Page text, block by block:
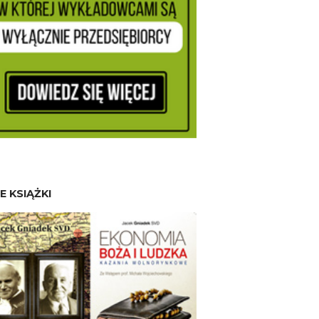
KSIĄŻKI